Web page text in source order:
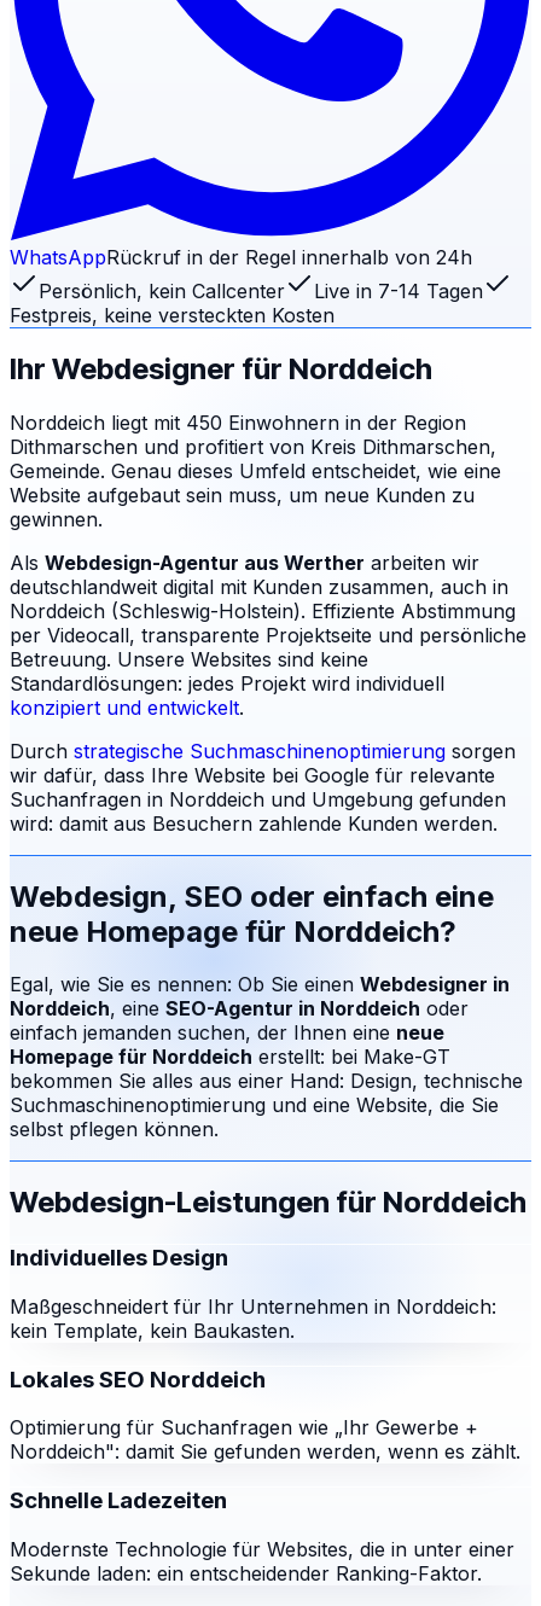
WhatsAppRückruf in der Regel innerhalb von 24h
Persönlich, kein Callcenter
Live in 7-14 Tagen
Festpreis, keine versteckten Kosten
Ihr Webdesigner für Norddeich
Norddeich liegt mit 450 Einwohnern in der Region
Dithmarschen und profitiert von Kreis Dithmarschen,
Gemeinde. Genau dieses Umfeld entscheidet, wie eine
Website aufgebaut sein muss, um neue Kunden zu
gewinnen.
Als Webdesign-Agentur aus Werther arbeiten wir
deutschlandweit digital mit Kunden zusammen, auch in
Norddeich (Schleswig-Holstein). Effiziente Abstimmung
per Videocall, transparente Projektseite und persönliche
Betreuung. Unsere Websites sind keine
Standardlösungen: jedes Projekt wird individuell
konzipiert und entwickelt.
Durch strategische Suchmaschinenoptimierung sorgen
wir dafür, dass Ihre Website bei Google für relevante
Suchanfragen in Norddeich und Umgebung gefunden
wird: damit aus Besuchern zahlende Kunden werden.
Webdesign, SEO oder einfach eine
neue Homepage für Norddeich?
Egal, wie Sie es nennen: Ob Sie einen Webdesigner in
Norddeich, eine SEO-Agentur in Norddeich oder
einfach jemanden suchen, der Ihnen eine neue
Homepage für Norddeich erstellt: bei Make-GT
bekommen Sie alles aus einer Hand: Design, technische
Suchmaschinenoptimierung und eine Website, die Sie
selbst pflegen können.
Webdesign-Leistungen für Norddeich
Individuelles Design
Maßgeschneidert für Ihr Unternehmen in Norddeich:
kein Template, kein Baukasten.
Lokales SEO Norddeich
Optimierung für Suchanfragen wie „Ihr Gewerbe +
Norddeich": damit Sie gefunden werden, wenn es zählt.
Schnelle Ladezeiten
Modernste Technologie für Websites, die in unter einer
Sekunde laden: ein entscheidender Ranking-Faktor.